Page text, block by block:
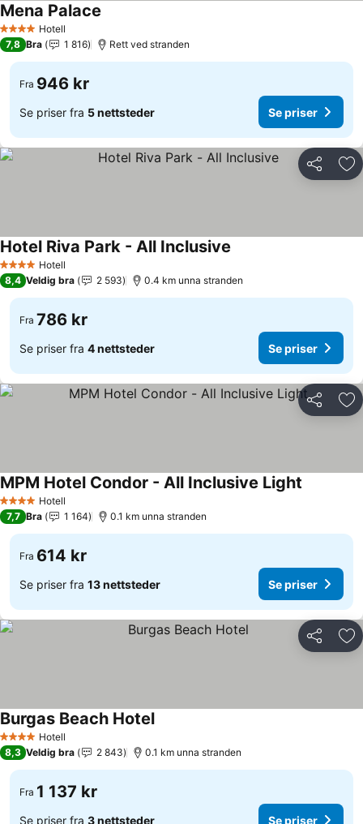
4 StjernerHotell
Mena Palace
7,8 Bra 1 816 Rett ved stranden
Fra 946 kr
Se priser fra 5 nettsteder Se priser
Del
4 StjernerHotell
Hotel Riva Park - All Inclusive
8,4 Veldig bra 2 593 0.4 km unna stranden
Fra 786 kr
Se priser fra 4 nettsteder Se priser
Del
4 StjernerHotell
MPM Hotel Condor - All Inclusive Light
7,7 Bra 1 164 0.1 km unna stranden
Fra 614 kr
Se priser fra 13 nettsteder Se priser
Del
4 StjernerHotell
Burgas Beach HotelSe priser
8,3 Veldig bra 2 843 0.1 km unna stranden
Fra 1 137 kr
Se priser fra 3 nettsteder Se priser